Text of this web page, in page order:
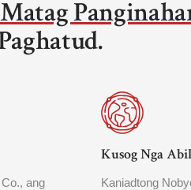
ang
Kusog Nga
Kaniadtong